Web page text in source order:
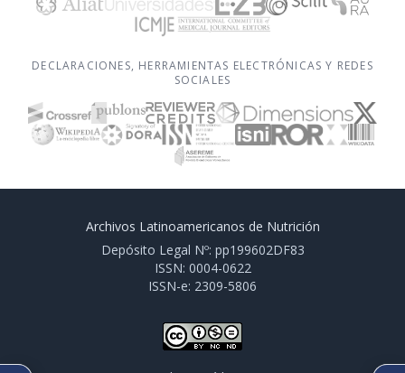
DECLARACIONES, HERRAMIENTAS ELECTRÓNICAS Y REDES
SOCIALES
Archivos Latinoamericanos de Nutrición
Depósito Legal Nº: pp199602DF83
ISSN: 0004-0622
ISSN-e: 2309-5806